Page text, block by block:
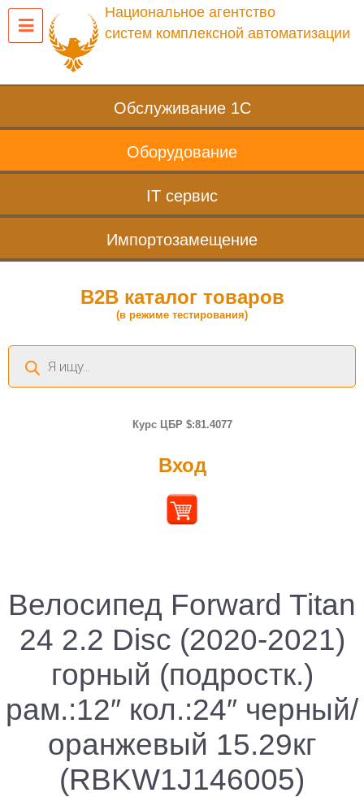
Национальное агентство
систем комплексной автоматизации
Обслуживание 1С
Оборудование
IT сервис
Импортозамещение
B2B каталог товаров
(в режиме тестирования)
Поиск
товаров
Курс ЦБР $:81.4077
Вход
Велосипед Forward Titan
24 2.2 Disc (2020-2021)
горный (подростк.)
рам.:12″ кол.:24″ черный/
оранжевый 15.29кг
(RBKW1J146005)